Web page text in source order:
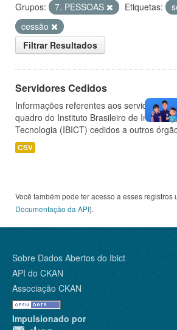
Grupos: 7. PESSOAS Etiquetas:
cessão
Filtrar Resultados
Servidores Cedidos
Informações referentes aos servidores
quadro do Instituto Brasileiro de
Tecnologia (IBICT) cedidos a outros
CSV
Você também pode ter acesso a esses registros
Documentação da API).
Sobre Dados Abertos do Ibict
API do CKAN
Associação CKAN
Impulsionado por